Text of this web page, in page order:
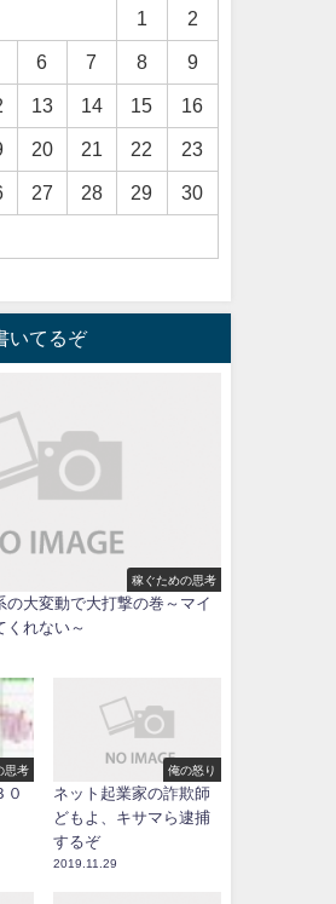
1 2
6 7 8 9
13 14 15 16
20 21 22 23
27 28 29 30
いてるぞ
稼ぐための思考
の大変動で大打撃の巻～マイ
くれない～
思考
０
俺の怒り
ネット起業家の詐欺師
どもよ、キサマら逮捕
するぞ
2019.11.29